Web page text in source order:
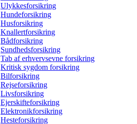
Ulykkesforsikring
Hundeforsikring
Husforsikring
Knallertforsikring
Bådforsikring
Sundhedsforsikring
Tab af erhvervsevne forsikring
Kritisk sygdom forsikring
Bilforsikring
Rejseforsikring
Livsforsikring
Ejerskifteforsikring
Elektronikforsikring
Hesteforsikring